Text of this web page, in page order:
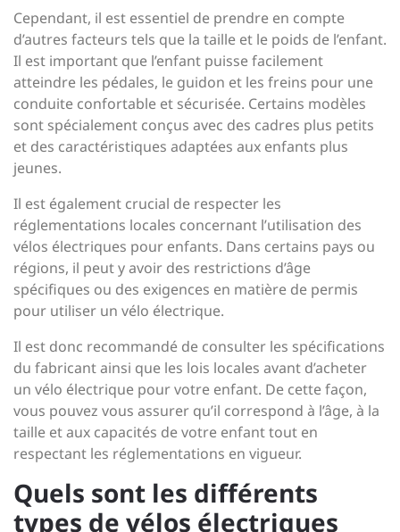
Cependant, il est essentiel de prendre en compte
d’autres facteurs tels que la taille et le poids de l’enfant.
Il est important que l’enfant puisse facilement
atteindre les pédales, le guidon et les freins pour une
conduite confortable et sécurisée. Certains modèles
sont spécialement conçus avec des cadres plus petits
et des caractéristiques adaptées aux enfants plus
jeunes.
Il est également crucial de respecter les
réglementations locales concernant l’utilisation des
vélos électriques pour enfants. Dans certains pays ou
régions, il peut y avoir des restrictions d’âge
spécifiques ou des exigences en matière de permis
pour utiliser un vélo électrique.
Il est donc recommandé de consulter les spécifications
du fabricant ainsi que les lois locales avant d’acheter
un vélo électrique pour votre enfant. De cette façon,
vous pouvez vous assurer qu’il correspond à l’âge, à la
taille et aux capacités de votre enfant tout en
respectant les réglementations en vigueur.
Quels sont les différents
types de vélos électriques